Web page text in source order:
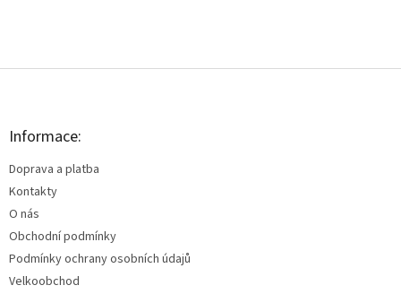
Z
Informace:
Doprava a platba
Kontakty
O nás
Obchodní podmínky
Podmínky ochrany osobních údajů
Velkoobchod